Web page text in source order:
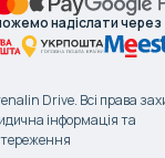
надіслати через
Drive. Всі права
інформація та